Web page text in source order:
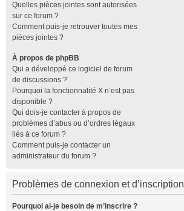
Quelles pièces jointes sont autorisées
sur ce forum ?
Comment puis-je retrouver toutes mes
pièces jointes ?
À propos de phpBB
Qui a développé ce logiciel de forum
de discussions ?
Pourquoi la fonctionnalité X n’est pas
disponible ?
Qui dois-je contacter à propos de
problèmes d’abus ou d’ordres légaux
liés à ce forum ?
Comment puis-je contacter un
administrateur du forum ?
Problèmes de connexion et d’inscription
Pourquoi ai-je besoin de m’inscrire ?